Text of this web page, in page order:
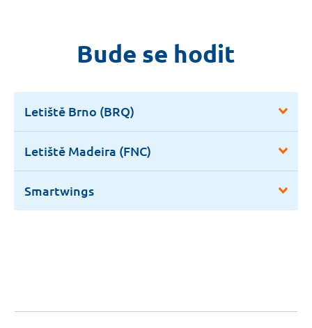
Bude se hodit
Letiště Brno (BRQ)
Letiště Madeira (FNC)
Smartwings